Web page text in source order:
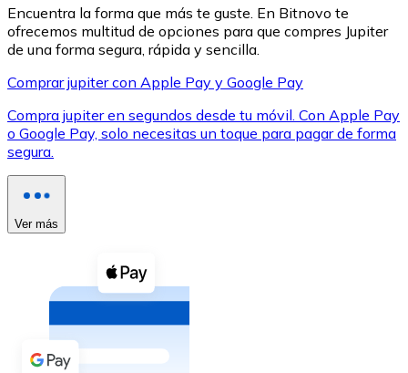
XRP
XRP
Ver todo
Compra criptomonedas con efectivo en tu tienda más
Comprar con efectivo
Transferencia SEPA
Encuentra la forma que más te guste. En Bitnovo te
ofrecemos multitud de opciones para que compres Jupiter
de una forma segura, rápida y sencilla.
Comprar jupiter con Apple Pay y Google Pay
Compra jupiter en segundos desde tu móvil. Con Apple Pay
o Google Pay, solo necesitas un toque para pagar de forma
segura.
Ver más